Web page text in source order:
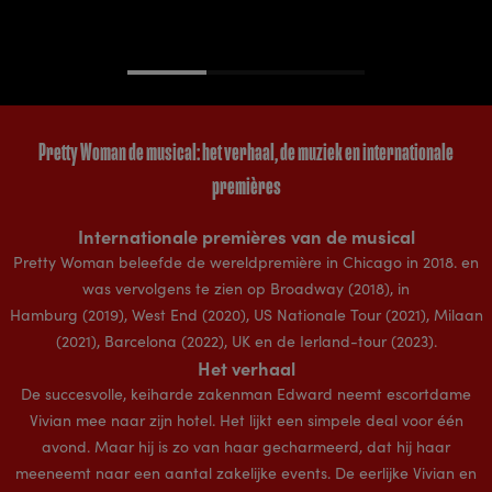
Pretty Woman de musical: het verhaal, de muziek en internationale
premières
Internationale premières van de musical
Pretty Woman beleefde de wereldpremière in Chicago in 2018. en
was vervolgens te zien op Broadway (2018), in
Hamburg (2019), West End (2020), US Nationale Tour (2021), Milaan
(2021), Barcelona (2022), UK en de Ierland-tour (2023).
Het verhaal
De succesvolle, keiharde zakenman Edward neemt escortdame
Vivian mee naar zijn hotel. Het lijkt een simpele deal voor één
avond. Maar hij is zo van haar gecharmeerd, dat hij haar
meeneemt naar een aantal zakelijke events. De eerlijke Vivian en